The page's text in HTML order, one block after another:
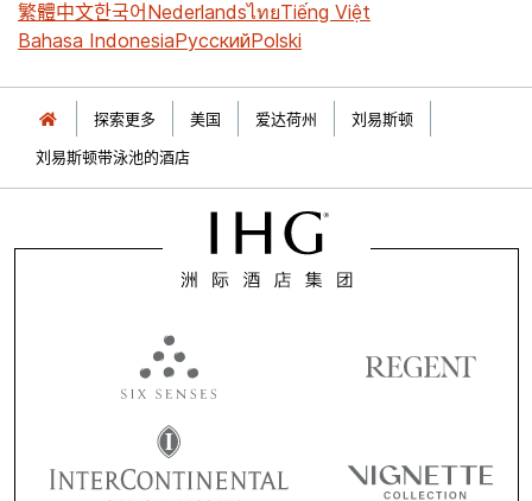
繁體中文한국어NederlandsไทยTiếng Việt
Bahasa IndonesiaРусскийPolski
探索更多 美国 爱达荷州
刘易斯顿
刘易斯顿带泳池的酒店